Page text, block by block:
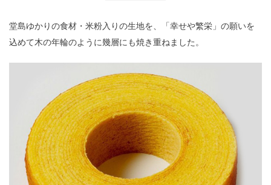
堂島ゆかりの食材・米粉入りの生地を、「幸せや繁栄」の願いを
込めて木の年輪のように幾層にも焼き重ねました。